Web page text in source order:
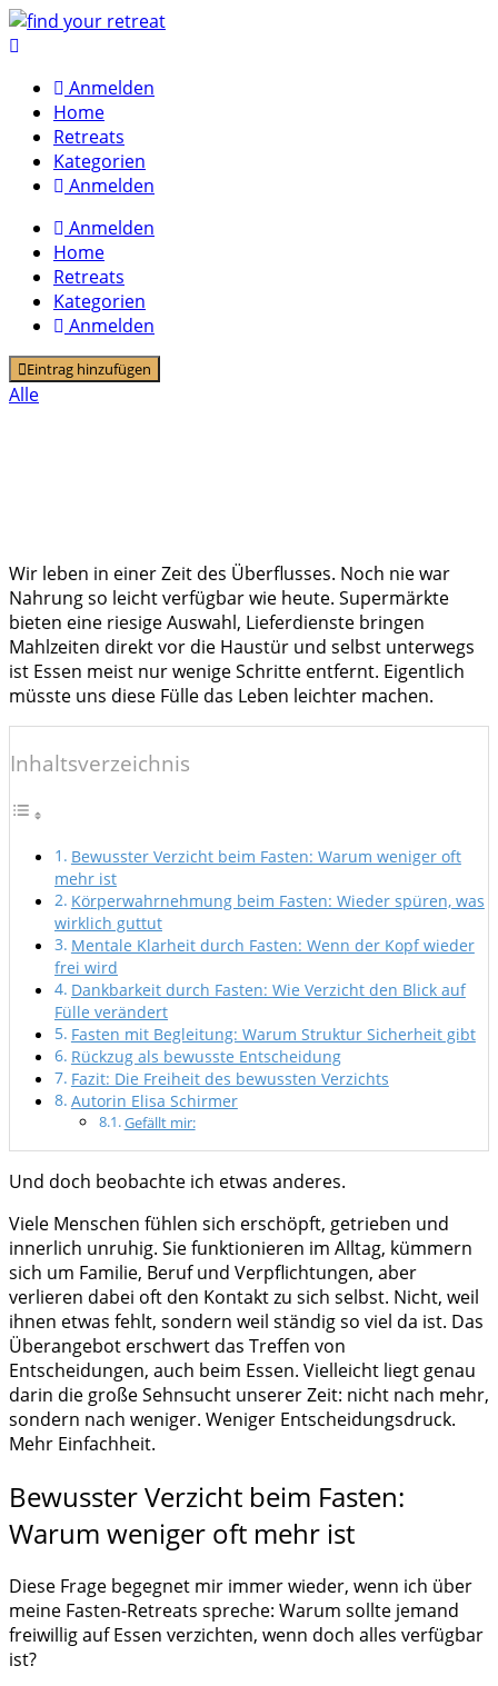
Skip
to
Anmelden
Home
Retreats
Kategorien
Anmelden
Anmelden
Home
Retreats
Kategorien
Anmelden
Eintrag hinzufügen
Alle
Wir leben in einer Zeit des Überflusses. Noch nie war
Nahrung so leicht verfügbar wie heute. Supermärkte
bieten eine riesige Auswahl, Lieferdienste bringen
Mahlzeiten direkt vor die Haustür und selbst unterwegs
ist Essen meist nur wenige Schritte entfernt. Eigentlich
müsste uns diese Fülle das Leben leichter machen.
Inhaltsverzeichnis
Bewusster Verzicht beim Fasten: Warum weniger oft
mehr ist
Körperwahrnehmung beim Fasten: Wieder spüren, was
wirklich guttut
Mentale Klarheit durch Fasten: Wenn der Kopf wieder
frei wird
Dankbarkeit durch Fasten: Wie Verzicht den Blick auf
Fülle verändert
Fasten mit Begleitung: Warum Struktur Sicherheit gibt
Rückzug als bewusste Entscheidung
Fazit: Die Freiheit des bewussten Verzichts
Autorin Elisa Schirmer
Gefällt mir:
Und doch beobachte ich etwas anderes.
Viele Menschen fühlen sich erschöpft, getrieben und
innerlich unruhig. Sie funktionieren im Alltag, kümmern
sich um Familie, Beruf und Verpflichtungen, aber
verlieren dabei oft den Kontakt zu sich selbst. Nicht, weil
ihnen etwas fehlt, sondern weil ständig so viel da ist. Das
Überangebot erschwert das Treffen von
Entscheidungen, auch beim Essen. Vielleicht liegt genau
darin die große Sehnsucht unserer Zeit: nicht nach mehr,
sondern nach weniger. Weniger Entscheidungsdruck.
Mehr Einfachheit.
Bewusster Verzicht beim Fasten:
Warum weniger oft mehr ist
Diese Frage begegnet mir immer wieder, wenn ich über
meine Fasten-Retreats spreche: Warum sollte jemand
freiwillig auf Essen verzichten, wenn doch alles verfügbar
ist?